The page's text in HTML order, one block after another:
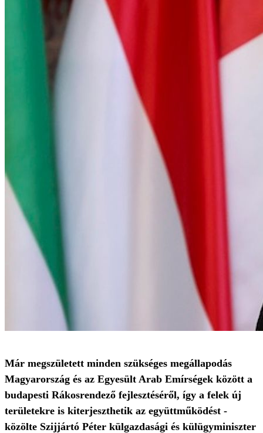
Már megszületett minden szükséges megállapodás
Magyarország és az Egyesült Arab Emírségek között a
budapesti Rákosrendező fejlesztéséről, így a felek új
területekre is kiterjeszthetik az együttműködést -
közölte Szijjártó Péter külgazdasági és külügyminiszter